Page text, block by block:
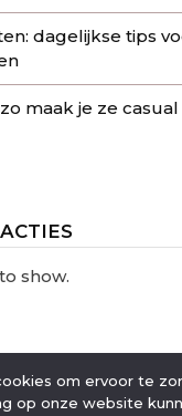
dagelijkse tips
maak je ze
show.
om ervoor te
op onze website